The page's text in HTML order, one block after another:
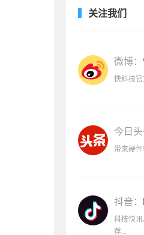
关注我们
微博：
快科技
今日头
带来硬件
抖音：
科技快
荐...